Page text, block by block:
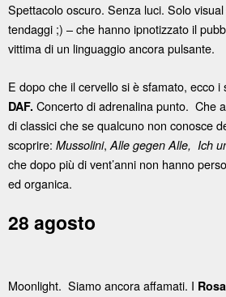
Spettacolo oscuro. Senza luci. Solo
tendaggi ;) – che hanno ipnotizzato il
vittima di un linguaggio ancora pulsante.
E dopo che il cervello si è sfamato, ecco i
DAF. Concerto di adrenalina punto. Che
di classici che se qualcuno non conosce
scoprire: Mussolini, Alle gegen Alle, Ich
che dopo più di vent’anni non hanno
ed organica.
28 agosto
Moonlight. Siamo ancora affamati. I